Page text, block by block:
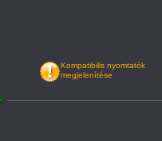
Kompatibilis nyomtatók
megjelenítése